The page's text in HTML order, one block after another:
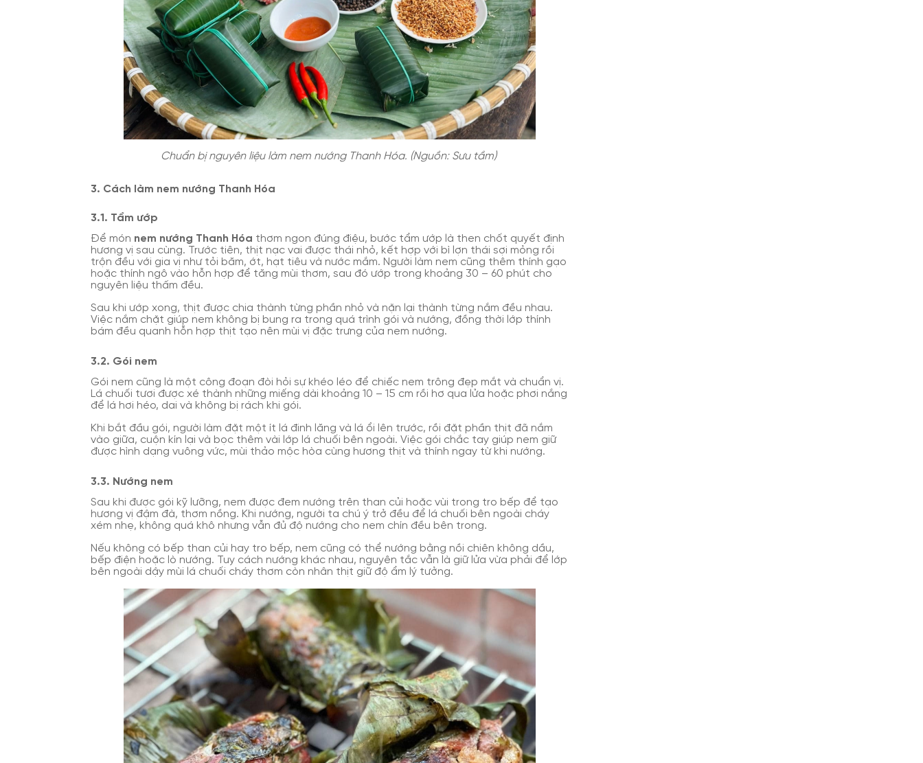
Chuẩn bị nguyên liệu làm nem nướng Thanh Hóa. (Nguồn: Sưu tầm)
3. Cách làm nem nướng Thanh Hóa
3.1. Tẩm ướp
Để món nem nướng Thanh Hóa thơm ngon đúng điệu, bước tẩm ướp là then chốt quyết định
hương vị sau cùng. Trước tiên, thịt nạc vai được thái nhỏ, kết hợp với bì lợn thái sợi mỏng rồi
trộn đều với gia vị như tỏi băm, ớt, hạt tiêu và nước mắm. Người làm nem cũng thêm thính gạo
hoặc thính ngô vào hỗn hợp để tăng mùi thơm, sau đó ướp trong khoảng 30 – 60 phút cho
nguyên liệu thấm đều.
Sau khi ướp xong, thịt được chia thành từng phần nhỏ và nặn lại thành từng nắm đều nhau.
Việc nắm chặt giúp nem không bị bung ra trong quá trình gói và nướng, đồng thời lớp thính
bám đều quanh hỗn hợp thịt tạo nên mùi vị đặc trưng của nem nướng.
3.2. Gói nem
Gói nem cũng là một công đoạn đòi hỏi sự khéo léo để chiếc nem trông đẹp mắt và chuẩn vị.
Lá chuối tươi được xé thành những miếng dài khoảng 10 – 15 cm rồi hơ qua lửa hoặc phơi nắng
để lá hơi héo, dai và không bị rách khi gói.
Khi bắt đầu gói, người làm đặt một ít lá đinh lăng và lá ổi lên trước, rồi đặt phần thịt đã nắm
vào giữa, cuộn kín lại và bọc thêm vài lớp lá chuối bên ngoài. Việc gói chắc tay giúp nem giữ
được hình dạng vuông vức, mùi thảo mộc hòa cùng hương thịt và thính ngay từ khi nướng.
3.3. Nướng nem
Sau khi được gói kỹ lưỡng, nem được đem nướng trên than củi hoặc vùi trong tro bếp để tạo
hương vị đậm đà, thơm nồng. Khi nướng, người ta chú ý trở đều để lá chuối bên ngoài cháy
xém nhẹ, không quá khô nhưng vẫn đủ độ nướng cho nem chín đều bên trong.
Nếu không có bếp than củi hay tro bếp, nem cũng có thể nướng bằng nồi chiên không dầu,
bếp điện hoặc lò nướng. Tuy cách nướng khác nhau, nguyên tắc vẫn là giữ lửa vừa phải để lớp
bên ngoài dậy mùi lá chuối cháy thơm còn nhân thịt giữ độ ẩm lý tưởng.